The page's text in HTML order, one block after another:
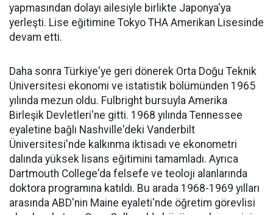
yapmasından dolayı ailesiyle birlikte Japonya'ya
yerleşti. Lise eğitimine Tokyo THA Amerikan Lisesinde
devam etti.
Daha sonra Türkiye'ye geri dönerek Orta Doğu Teknik
Üniversitesi ekonomi ve istatistik bölümünden 1965
yılında mezun oldu. Fulbright bursuyla Amerika
Birleşik Devletleri'ne gitti. 1968 yılında Tennessee
eyaletine bağlı Nashville'deki Vanderbilt
Üniversitesi'nde kalkınma iktisadı ve ekonometri
dalında yüksek lisans eğitimini tamamladı. Ayrıca
Dartmouth College'da felsefe ve teoloji alanlarında
doktora programına katıldı. Bu arada 1968-1969 yılları
arasında ABD'nin Maine eyaleti'nde öğretim görevlisi